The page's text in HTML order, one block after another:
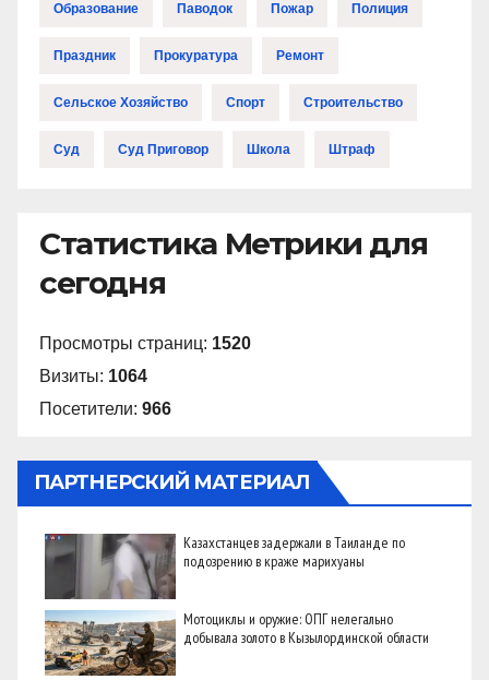
Образование Паводок Пожар Полиция
Праздник Прокуратура Ремонт
Сельское Хозяйство Спорт Строительство
Суд Суд Приговор Школа Штраф
Статистика Метрики для
сегодня
Просмотры страниц: 1520
Визиты: 1064
Посетители: 966
ПАРТНЕРСКИЙ МАТЕРИАЛ
Казахстанцев задержали в Таиланде по
подозрению в краже марихуаны
Мотоциклы и оружие: ОПГ нелегально
добывала золото в Кызылординской области